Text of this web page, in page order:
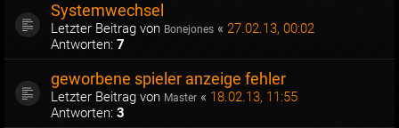
Systemwechsel
Letzter Beitrag von Bonejones « 27.02.13, 00:02
Antworten: 7
geworbene spieler anzeige fehler
Letzter Beitrag von Master « 18.02.13, 11:55
Antworten: 3